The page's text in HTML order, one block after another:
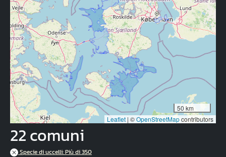
50 km
Leaflet | ©OpenStreetMapcontributors
22 comuni
Specie di uccelli: Più di 350